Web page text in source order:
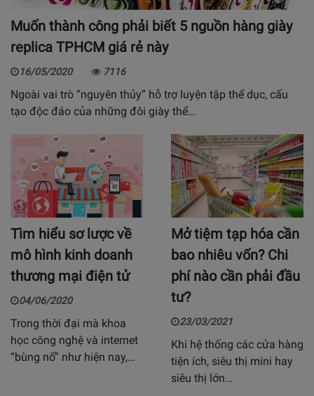
Muốn thành công phải biết 5 nguồn hàng giày
replica TPHCM giá rẻ này
16/05/2020 7116
Ngoài vai trò “nguyên thủy” hỗ trợ luyện tập thể dục, cấu
tạo độc đáo của những đôi giày thể…
Tìm hiểu sơ lược về
mô hình kinh doanh
thương mại điện tử
04/06/2020
Trong thời đại mà khoa
học công nghệ và internet
“bùng nổ” như hiện nay,…
Mở tiệm tạp hóa cần
bao nhiêu vốn? Chi
phí nào cần phải đầu
tư?
23/03/2021
Khi hệ thống các cửa hàng
tiện ích, siêu thị mini hay
siêu thị lớn…